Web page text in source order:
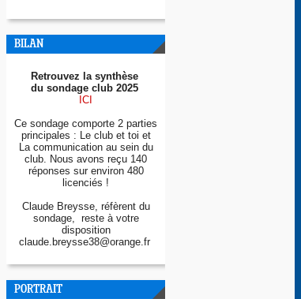
BILAN
Retrouvez la synthèse
du sondage club 2025
ICI
Ce sondage comporte 2 parties
principales : Le club et toi et
La communication au sein du
club. Nous avons reçu 140
réponses sur environ 480
licenciés !
Claude Breysse, réfèrent du
sondage, reste à votre
disposition
claude.breysse38@orange.fr
PORTRAIT